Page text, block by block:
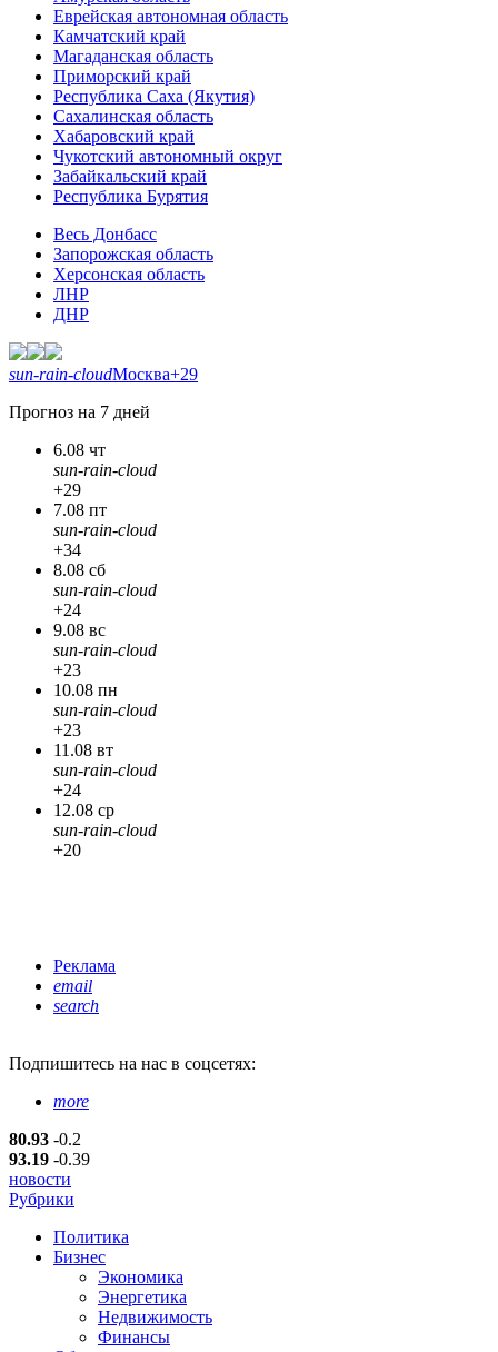
Еврейская автономная область
Камчатский край
Магаданская область
Приморский край
Республика Саха (Якутия)
Сахалинская область
Хабаровский край
Чукотский автономный округ
Забайкальский край
Республика Бурятия
Весь Донбасс
Запорожская область
Херсонская область
ЛНР
ДНР
sun-rain-cloudМосква+29
Прогноз на 7 дней
6.08 чт
sun-rain-cloud
+29
7.08 пт
sun-rain-cloud
+34
8.08 сб
sun-rain-cloud
+24
9.08 вс
sun-rain-cloud
+23
10.08 пн
sun-rain-cloud
+23
11.08 вт
sun-rain-cloud
+24
12.08 ср
sun-rain-cloud
+20
Реклама
email
search
Подпишитесь на нас в соцсетях:
more
80.93 -0.2
93.19 -0.39
новости
Рубрики
Политика
Бизнес
Экономика
Энергетика
Недвижимость
Финансы